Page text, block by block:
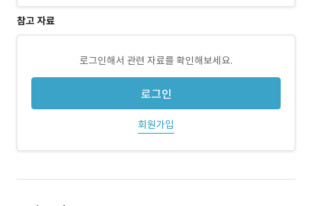
참고 자료
로그인해서 관련 자료를 확인해보세요.
로그인
회원가입